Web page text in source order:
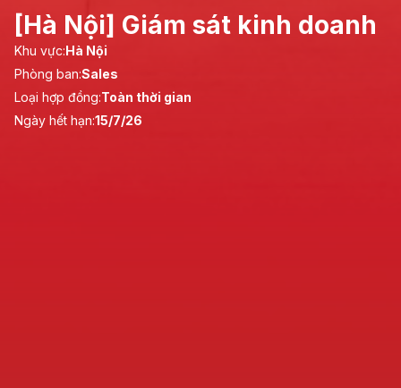
[Hà Nội] Giám sát kinh doanh
Khu vực:Hà Nội
Phòng ban:Sales
Loại hợp đồng:Toàn thời gian
Ngày hết hạn:15/7/26